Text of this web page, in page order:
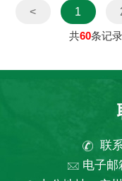
< 1
共60条记
联系
电子邮